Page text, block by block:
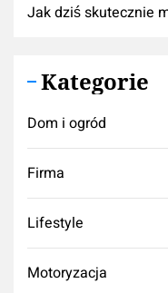
Jak dziś skutecznie
Kategorie
Dom i ogród
Firma
Lifestyle
Motoryzacja